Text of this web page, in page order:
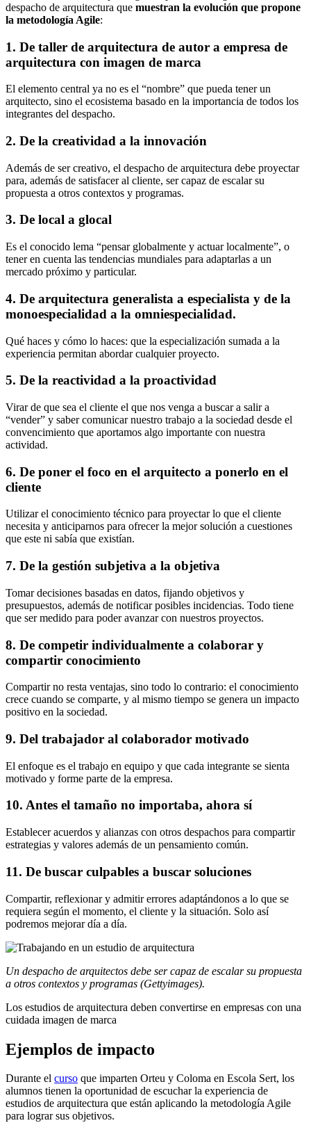
despacho de arquitectura que muestran la evolución que propone
la metodología Agile:
1. De taller de arquitectura de autor a empresa de
arquitectura con imagen de marca
El elemento central ya no es el “nombre” que pueda tener un
arquitecto, sino el ecosistema basado en la importancia de todos los
integrantes del despacho.
2. De la creatividad a la innovación
Además de ser creativo, el despacho de arquitectura debe proyectar
para, además de satisfacer al cliente, ser capaz de escalar su
propuesta a otros contextos y programas.
3. De local a glocal
Es el conocido lema “pensar globalmente y actuar localmente”, o
tener en cuenta las tendencias mundiales para adaptarlas a un
mercado próximo y particular.
4. De arquitectura generalista a especialista y de la
monoespecialidad a la omniespecialidad.
Qué haces y cómo lo haces: que la especialización sumada a la
experiencia permitan abordar cualquier proyecto.
5. De la reactividad a la proactividad
Virar de que sea el cliente el que nos venga a buscar a salir a
“vender” y saber comunicar nuestro trabajo a la sociedad desde el
convencimiento que aportamos algo importante con nuestra
actividad.
6. De poner el foco en el arquitecto a ponerlo en el
cliente
Utilizar el conocimiento técnico para proyectar lo que el cliente
necesita y anticiparnos para ofrecer la mejor solución a cuestiones
que este ni sabía que existían.
7. De la gestión subjetiva a la objetiva
Tomar decisiones basadas en datos, fijando objetivos y
presupuestos, además de notificar posibles incidencias. Todo tiene
que ser medido para poder avanzar con nuestros proyectos.
8. De competir individualmente a colaborar y
compartir conocimiento
Compartir no resta ventajas, sino todo lo contrario: el conocimiento
crece cuando se comparte, y al mismo tiempo se genera un impacto
positivo en la sociedad.
9. Del trabajador al colaborador motivado
El enfoque es el trabajo en equipo y que cada integrante se sienta
motivado y forme parte de la empresa.​
10. Antes el tamaño no importaba, ahora sí
Establecer acuerdos y alianzas con otros despachos para compartir
estrategias y valores además de un pensamiento común.
​11. De buscar culpables a buscar soluciones
Compartir, reflexionar y admitir errores adaptándonos a lo que se
requiera según el momento, el cliente y la situación. Solo así
podremos mejorar día a día.
Un despacho de arquitectos debe ser capaz de escalar su propuesta
a otros contextos y programas (Gettyimages).
Los estudios de arquitectura deben convertirse en empresas con una
cuidada imagen de marca
Ejemplos de impacto
Durante el curso que imparten Orteu y Coloma en Escola Sert, los
alumnos tienen la oportunidad de escuchar la experiencia de
estudios de arquitectura que están aplicando la metodología Agile
para lograr sus objetivos.